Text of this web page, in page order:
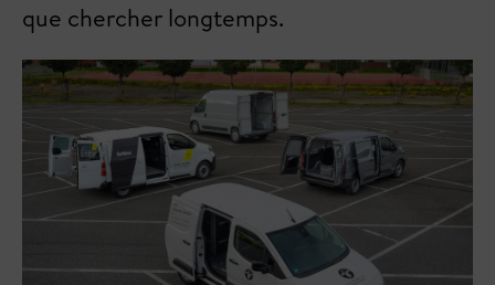
que chercher longtemps.